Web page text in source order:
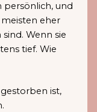
persönlich, und
eher
Wenn sie
tief. Wie
ist,